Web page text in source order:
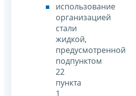
использование
организацией
стали
жидкой,
предусмотренной
подпунктом
22
пункта
1